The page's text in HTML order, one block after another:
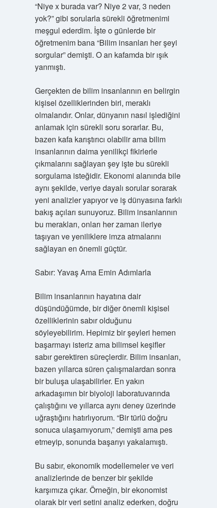
“Niye x burada var? Niye 2 var, 3 neden
yok?” gibi sorularla sürekli öğretmenimi
meşgul ederdim. İşte o günlerde bir
öğretmenim bana “Bilim insanları her şeyi
sorgular” demişti. O an kafamda bir ışık
yanmıştı.
Gerçekten de bilim insanlarının en belirgin
kişisel özelliklerinden biri, meraklı
olmalarıdır. Onlar, dünyanın nasıl işlediğini
anlamak için sürekli soru sorarlar. Bu,
bazen kafa karıştırıcı olabilir ama bilim
insanlarının daima yenilikçi fikirlerle
çıkmalarını sağlayan şey işte bu sürekli
sorgulama isteğidir. Ekonomi alanında bile
aynı şekilde, veriye dayalı sorular sorarak
yeni analizler yapıyor ve iş dünyasına farklı
bakış açıları sunuyoruz. Bilim insanlarının
bu merakları, onları her zaman ileriye
taşıyan ve yeniliklere imza atmalarını
sağlayan en önemli güçtür.
Sabır: Yavaş Ama Emin Adımlarla
Bilim insanlarının hayatına dair
düşündüğümde, bir diğer önemli kişisel
özelliklerinin sabır olduğunu
söyleyebilirim. Hepimiz bir şeyleri hemen
başarmayı isteriz ama bilimsel keşifler
sabır gerektiren süreçlerdir. Bilim insanları,
bazen yıllarca süren çalışmalardan sonra
bir buluşa ulaşabilirler. En yakın
arkadaşımın bir biyoloji laboratuvarında
çalıştığını ve yıllarca aynı deney üzerinde
uğraştığını hatırlıyorum. “Bir türlü doğru
sonuca ulaşamıyorum,” demişti ama pes
etmeyip, sonunda başarıyı yakalamıştı.
Bu sabır, ekonomik modellemeler ve veri
analizlerinde de benzer bir şekilde
karşımıza çıkar. Örneğin, bir ekonomist
olarak bir veri setini analiz ederken, doğru